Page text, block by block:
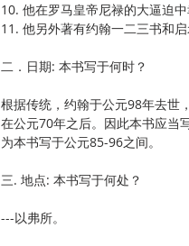
10. 他在罗马皇帝尼禄的大逼迫
11. 他另外著有约翰一二三书和启
二．日期: 本书写于何时？
根据传统，约翰于公元98年去世
在公元70年之后。因此本书应当
为本书写于公元85-96之间。
三. 地点: 本书写于何处？
---以弗所。